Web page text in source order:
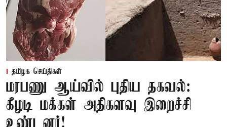
தமிழக செய்திகள்
மரபணு ஆய்வில் புதிய தகவல்:
கீழடி மக்கள் அதிகளவு இறைச்சி